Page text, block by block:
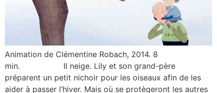
Animation de Clémentine Robach, 2014. 8
min. Il neige. Lily et son grand-père
préparent un petit nichoir pour les oiseaux afin de les
aider à passer l’hiver. Mais où se protègeront les autres